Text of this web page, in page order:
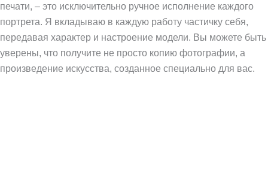
печати, – это исключительно ручное исполнение каждого
портрета. Я вкладываю в каждую работу частичку себя,
передавая характер и настроение модели. Вы можете быть
уверены, что получите не просто копию фотографии, а
произведение искусства, созданное специально для вас.